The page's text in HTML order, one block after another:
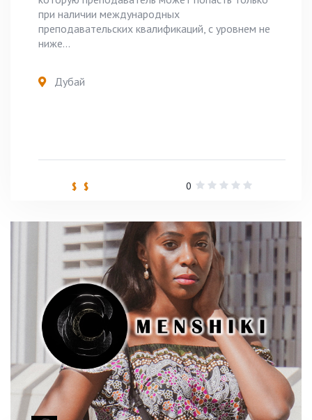
при наличии международных
преподавательских квалификаций, с уровнем не
ниже...
Дубай
$ $ 0